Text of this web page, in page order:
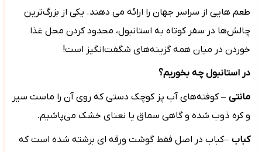
طعم هایی از سراسر جهان را ارائه می دهند. یکی از بزرگ‌ترین
چالش‌ها در سفر کوتاه به استانبول، محدود کردن محل غذا
خوردن در میان همه گزینه‌های شگفت‌انگیز است!
در استانبول چه بخوریم؟
مانتی – کوفته‌های آب پز کوچک دستی که روی آن را ماست سیر
و کره ذوب شده و گاهی سماق یا نعنای خشک می‌پاشیم.
کباب – کباب در اصل فقط گوشت ورقه ای برشته شده است که